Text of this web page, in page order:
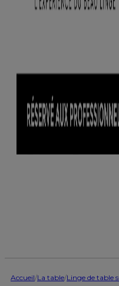
Accueil/La table/Linge de table